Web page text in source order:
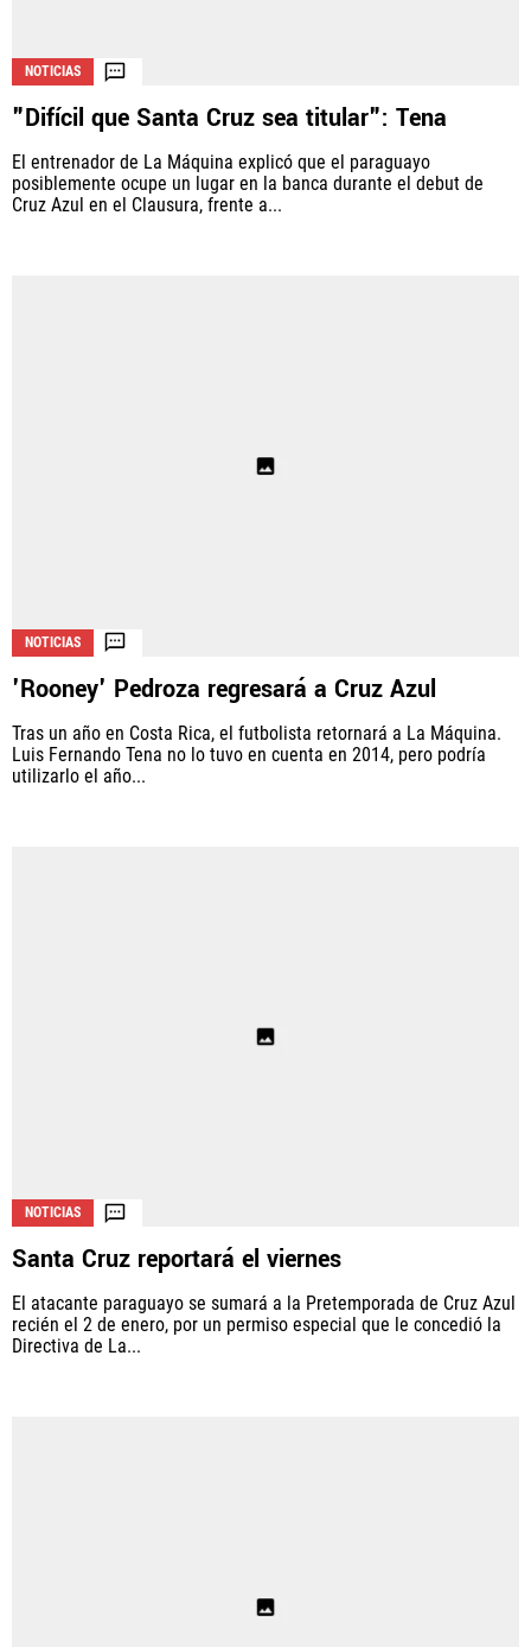
NOTICIAS
"Difícil que Santa Cruz sea titular": Tena
El entrenador de La Máquina explicó que el paraguayo
posiblemente ocupe un lugar en la banca durante el debut de
Cruz Azul en el Clausura, frente a...
NOTICIAS
'Rooney' Pedroza regresará a Cruz Azul
Tras un año en Costa Rica, el futbolista retornará a La Máquina.
Luis Fernando Tena no lo tuvo en cuenta en 2014, pero podría
utilizarlo el año...
NOTICIAS
Santa Cruz reportará el viernes
El atacante paraguayo se sumará a la Pretemporada de Cruz Azul
recién el 2 de enero, por un permiso especial que le concedió la
Directiva de La...